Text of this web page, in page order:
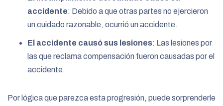
accidente: Debido a que otras partes no ejercieron
un cuidado razonable, ocurrió un accidente.
El accidente causó sus lesiones: Las lesiones por
las que reclama compensación fueron causadas por el
accidente.
Por lógica que parezca esta progresión, puede sorprenderle